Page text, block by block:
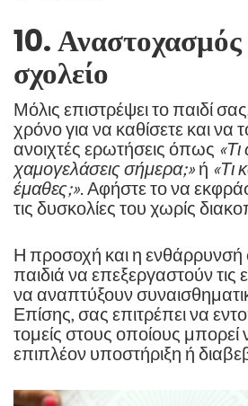
10. Αναστοχασμός
σχολείο
Μόλις επιστρέψει το παιδί
χρόνο για να καθίσετε και να
ανοιχτές ερωτήσεις όπως
χαμογελάσεις σήμερα;» ή «Τι
έμαθες;» . Αφήστε το να
τις δυσκολίες του χωρίς
Η προσοχή και η
παιδιά να επεξεργαστούν τις
να αναπτύξουν
Επίσης, σας επιτρέπει να
τομείς στους οποίους μπορεί
επιπλέον υποστήριξη ή